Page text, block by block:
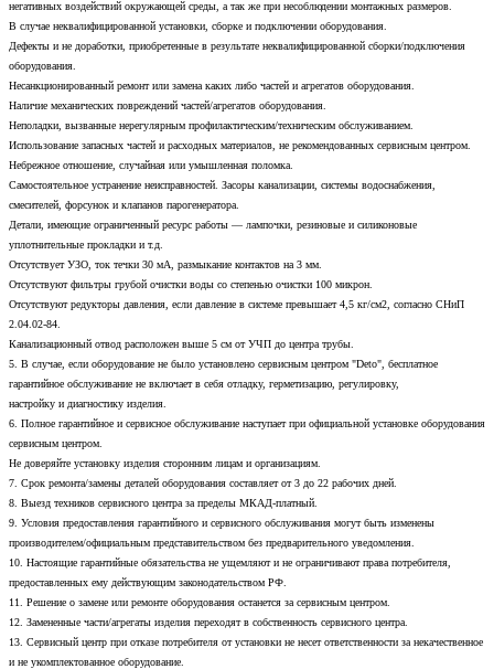
негативных воздействий окружающей среды, а так же при несоблюдении монтажных размеров.
В случае неквалифицированной установки, сборке и подключении оборудования.
Дефекты и не доработки, приобретенные в результате неквалифицированной сборки/подключения
оборудования.
Несанкционированный ремонт или замена каких либо частей и агрегатов оборудования.
Наличие механических повреждений частей/агрегатов оборудования.
Неполадки, вызванные нерегулярным профилактическим/техническим обслуживанием.
Использование запасных частей и расходных материалов, не рекомендованных сервисным центром.
Небрежное отношение, случайная или умышленная поломка.
Самостоятельное устранение неисправностей. Засоры канализации, системы водоснабжения,
смесителей, форсунок и клапанов парогенератора.
Детали, имеющие ограниченный ресурс работы — лампочки, резиновые и силиконовые
уплотнительные прокладки и т.д.
Отсутствует УЗО, ток течки 30 мА, размыкание контактов на 3 мм.
Отсутствуют фильтры грубой очистки воды со степенью очистки 100 микрон.
Отсутствуют редукторы давления, если давление в системе превышает 4,5 кг/см2, согласно СНиП
2.04.02-84.
Канализационный отвод расположен выше 5 см от УЧП до центра трубы.
5. В случае, если оборудование не было установлено сервисным центром "Deto", бесплатное
гарантийное обслуживание не включает в себя отладку, герметизацию, регулировку,
настройку и диагностику изделия.
6. Полное гарантийное и сервисное обслуживание наступает при официальной установке оборудования
сервисным центром.
Не доверяйте установку изделия сторонним лицам и организациям.
7. Срок ремонта/замены деталей оборудования составляет от 3 до 22 рабочих дней.
8. Выезд техников сервисного центра за пределы МКАД-платный.
9. Условия предоставления гарантийного и сервисного обслуживания могут быть изменены
производителем/официальным представительством без предварительного уведомления.
10. Настоящие гарантийные обязательства не ущемляют и не ограничивают права потребителя,
предоставленных ему действующим законодательством РФ.
11. Решение о замене или ремонте оборудования останется за сервисным центром.
12. Замененные части/агрегаты изделия переходят в собственность сервисного центра.
13. Сервисный центр при отказе потребителя от установки не несет ответственности за некачественное
и не укомплектованное оборудование.